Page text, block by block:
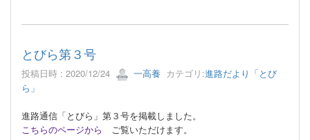
とびら第３号
投稿日時 : 2020/12/24 一高養 カテゴリ:進路だより「とび
ら」
進路通信「とびら」第３号を掲載しました。
こちらのページから
ご覧いただけます。